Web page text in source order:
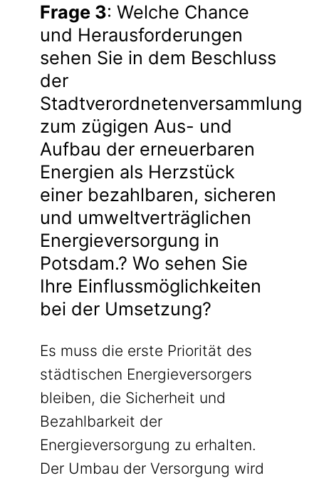
Frage 3: Welche Chance
und Herausforderungen
sehen Sie in dem Beschluss
der
Stadtverordnetenversammlung
zum zügigen Aus- und
Aufbau der erneuerbaren
Energien als Herzstück
einer bezahlbaren, sicheren
und umweltverträglichen
Energieversorgung in
Potsdam.? Wo sehen Sie
Ihre Einflussmöglichkeiten
bei der Umsetzung?
Es muss die erste Priorität des
städtischen Energieversorgers
bleiben, die Sicherheit und
Bezahlbarkeit der
Energieversorgung zu erhalten.
Der Umbau der Versorgung wird